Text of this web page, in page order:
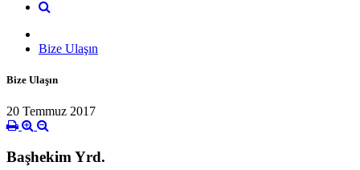
Bize Ulaşın
Bize Ulaşın
20 Temmuz 2017
Başhekim Yrd.